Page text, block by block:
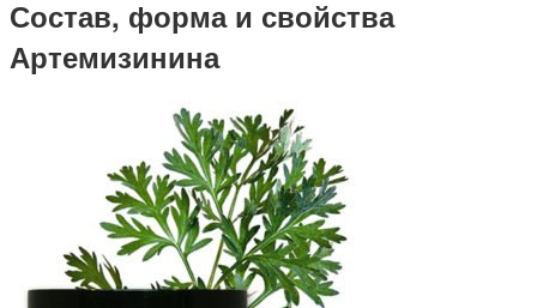
Состав, форма и свойства
Артемизинина